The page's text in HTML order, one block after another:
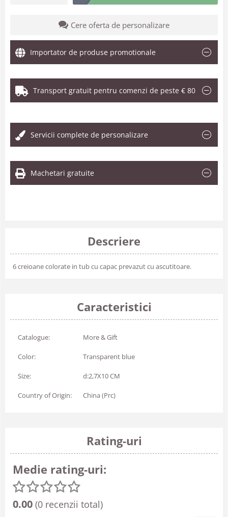
Cere oferta de personalizare
Importator de produse promotionale
Transport gratuit pentru comenzi de peste € 80
Servicii complete de personalizare
Machetari gratuite
Descriere
6 creioane colorate in tub cu capac prevazut cu ascutitoare.
Caracteristici
Catalogue: More & Gift
Color: Transparent blue
Size: d:2,7X10 CM
Country of Origin: China (Prc)
Rating-uri
Medie rating-uri:
0.00 (0 recenzii total)